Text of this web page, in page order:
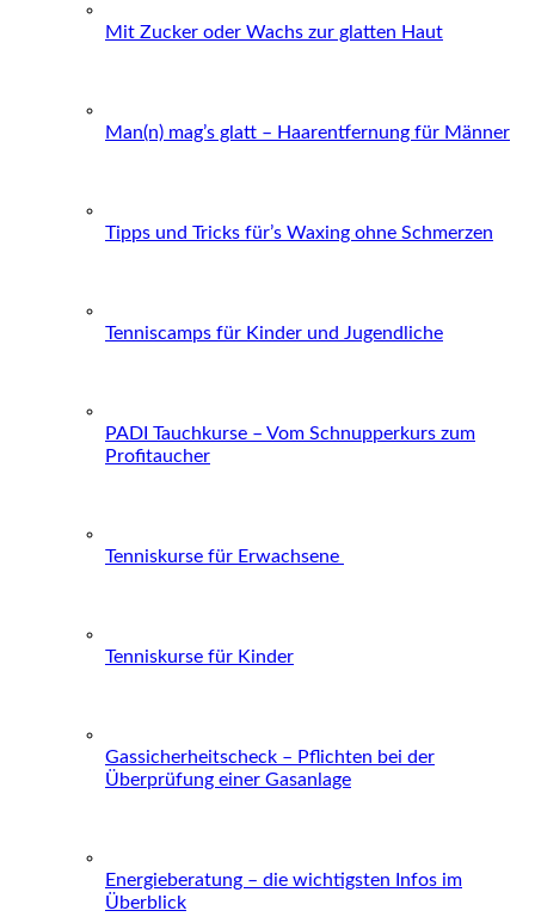
Mit Zucker oder Wachs zur glatten Haut
Man(n) mag’s glatt – Haarentfernung für Männer
Tipps und Tricks für’s Waxing ohne Schmerzen
Tenniscamps für Kinder und Jugendliche
PADI Tauchkurse – Vom Schnupperkurs zum
Profitaucher
Tenniskurse für Erwachsene
Tenniskurse für Kinder
Gassicherheitscheck – Pflichten bei der
Überprüfung einer Gasanlage
Energieberatung – die wichtigsten Infos im
Überblick